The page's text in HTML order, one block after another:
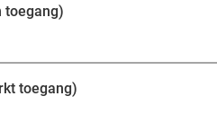
toegang)
toegang)